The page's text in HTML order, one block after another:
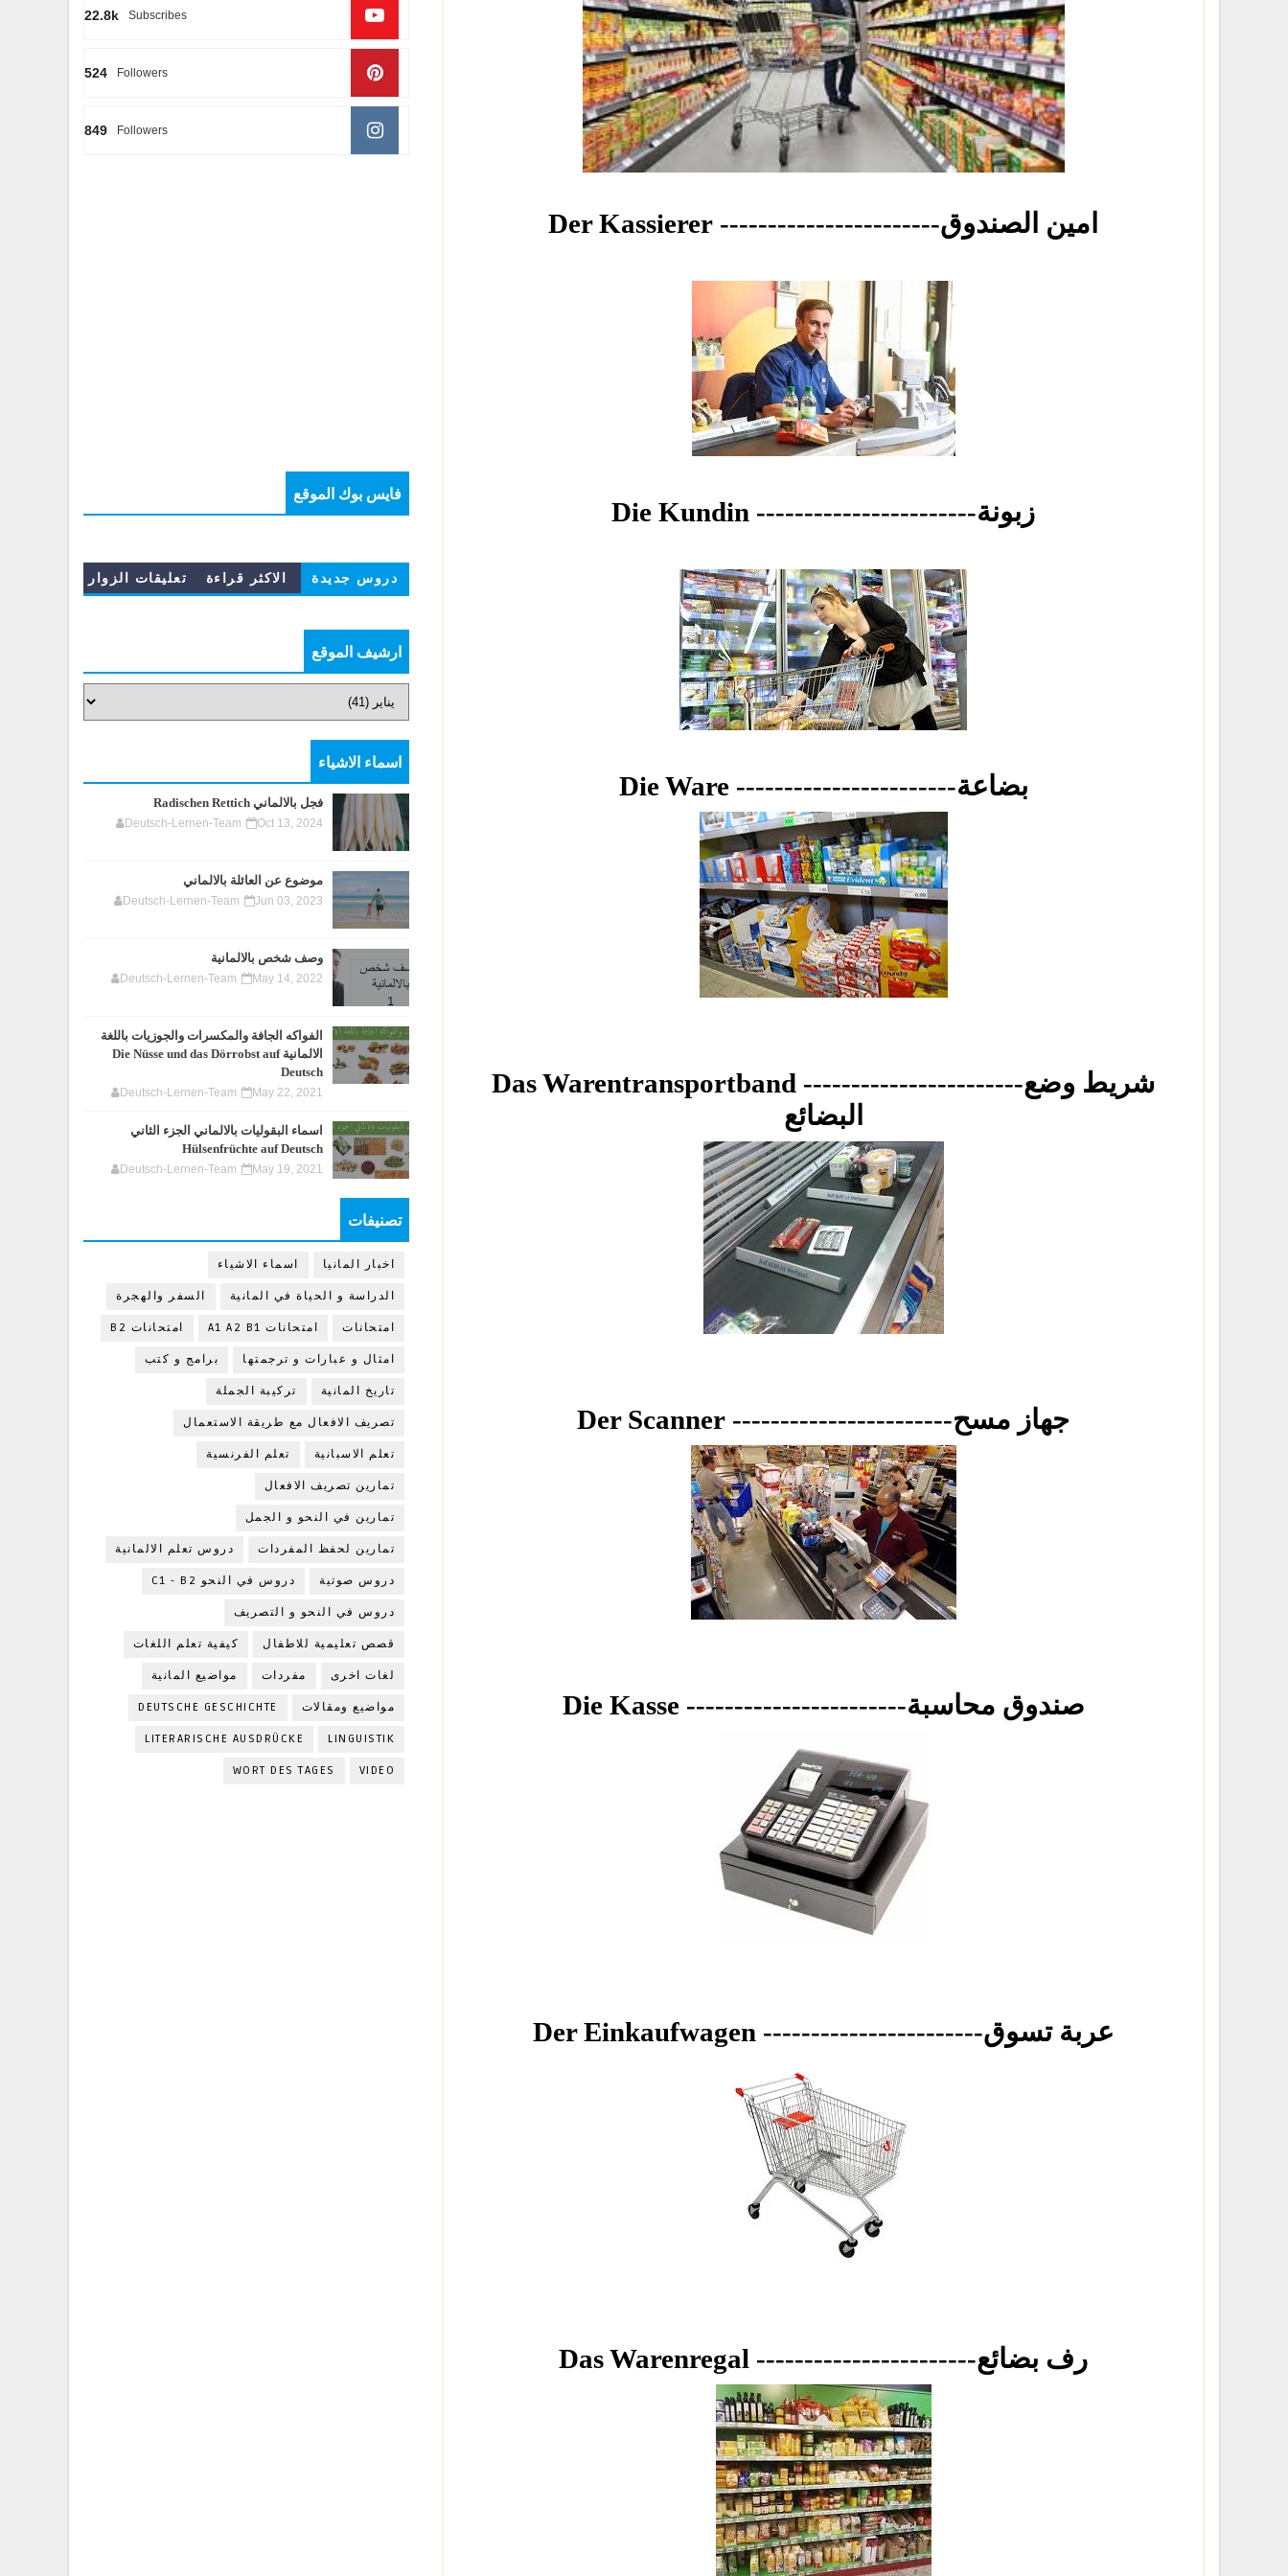
Der Kassierer -----------------------امين الصندوق
Die Kundin -----------------------زبونة
Die Ware -----------------------بضاعة
Das Warentransportband -----------------------شريط وضع
البضائع
Der Scanner -----------------------جهاز مسح
Die Kasse -----------------------صندوق محاسبة
Der Einkaufwagen -----------------------عربة تسوق
Das Warenregal -----------------------رف بضائع
22.8k Subscribes
524 Followers
849 Followers
فايس بوك الموقع
دروس جديدة الاكثر قراءة تعليقات الزوار
ارشيف الموقع
اسماء الاشياء
فجل بالالماني Radischen Rettich
Deutsch-Lernen-Team Oct 13, 2024
موضوع عن العائلة بالالماني
Deutsch-Lernen-Team Jun 03, 2023
وصف شخص بالالمانية
Deutsch-Lernen-Team May 14, 2022
الفواكه الجافة والمكسرات والجوزيات باللغة
الالمانية Die Nüsse und das Dörrobst auf
Deutsch
Deutsch-Lernen-Team May 22, 2021
اسماء البقوليات بالالماني الجزء الثاني
Hülsenfrüchte auf Deutsch
Deutsch-Lernen-Team May 19, 2021
تصنيفات
اخبار المانيا اسماء الاشياء
الدراسة و الحياة في المانية السفر والهجرة
امتحانات امتحانات A1 A2 B1 امتحانات B2
امثال و عبارات و ترجمتها برامج و كتب
تاريخ المانية تركيبة الجملة
تصريف الافعال مع طريقة الاستعمال
تعلم الاسبانية تعلم الفرنسية
تمارين تصريف الافعال
تمارين في النحو و الجمل
تمارين لحفظ المفردات دروس تعلم الالمانية
دروس صوتية دروس في النحو C1 - B2
دروس في النحو و التصريف
قصص تعليمية للاطفال كيفية تعلم اللغات
لغات اخرى مفردات مواضيع المانية
مواضيع ومقالات DEUTSCHE GESCHICHTE
LINGUISTIK
LITERARISCHE AUSDRÜCKE
VIDEO
WORT DES TAGES